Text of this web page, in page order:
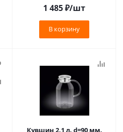
1 485₽/шт
В корзину
Кувшин 2,1 л. d=90 мм.